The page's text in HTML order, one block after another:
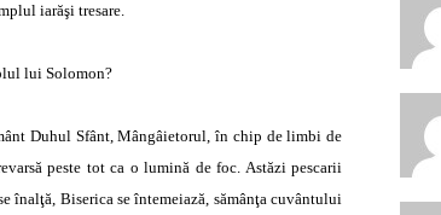
iarăşi tresare.
lui Solomon?
Duhul Sfânt, Mângâietorul, în chip de limbi de
peste tot ca o lumină de foc. Astăzi pescarii
înalţă, Biserica se întemeiază, sămânţa cuvântului